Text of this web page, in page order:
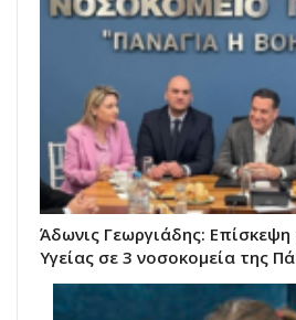
Άδωνις Γεωργιάδης:
Υγείας σε 3 νοσοκομεία της